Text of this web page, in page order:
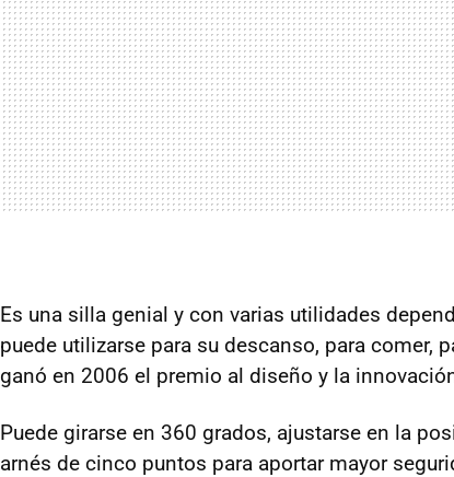
Es una silla genial y con varias utilidades
puede utilizarse para su descanso, para comer,
ganó en 2006 el premio al diseño y la
Puede girarse en 360 grados, ajustarse en la
arnés de cinco puntos para aportar mayor